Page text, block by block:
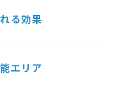
る効果
エリア